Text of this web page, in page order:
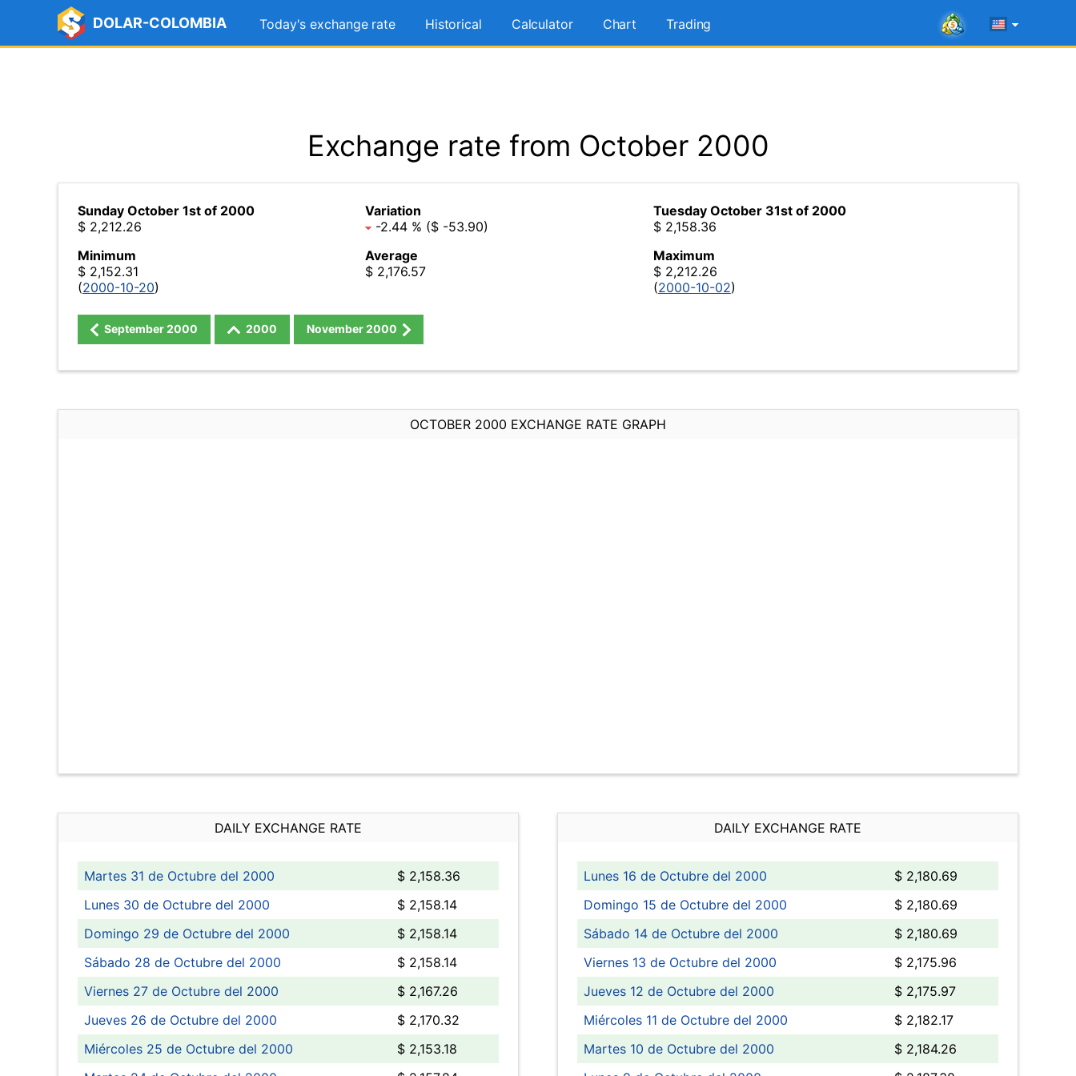
DOLAR-COLOMBIA Today's exchange rate Historical Calculator Chart Trading
Exchange rate from October 2000
Sunday October 1st of 2000
$ 2,212.26
Variation
-2.44 % ($ -53.90)
Tuesday October 31st of 2000
$ 2,158.36
Minimum
$ 2,152.31
(2000-10-20)
Average
$ 2,176.57
Maximum
$ 2,212.26
(2000-10-02)
September2000 2000 November2000
OCTOBER 2000 EXCHANGE RATE GRAPH
DAILY EXCHANGE RATE
Martes 31 de Octubre del 2000
$ 2,158.36
Lunes 30 de Octubre del 2000
$ 2,158.14
Domingo 29 de Octubre del 2000
$ 2,158.14
Sábado 28 de Octubre del 2000
$ 2,158.14
Viernes 27 de Octubre del 2000
$ 2,167.26
Jueves 26 de Octubre del 2000
$ 2,170.32
Miércoles 25 de Octubre del 2000
$ 2,153.18
DAILY EXCHANGE RATE
Lunes 16 de Octubre del 2000
$ 2,180.69
Domingo 15 de Octubre del 2000
$ 2,180.69
Sábado 14 de Octubre del 2000
$ 2,180.69
Viernes 13 de Octubre del 2000
$ 2,175.96
Jueves 12 de Octubre del 2000
$ 2,175.97
Miércoles 11 de Octubre del 2000
$ 2,182.17
Martes 10 de Octubre del 2000
$ 2,184.26